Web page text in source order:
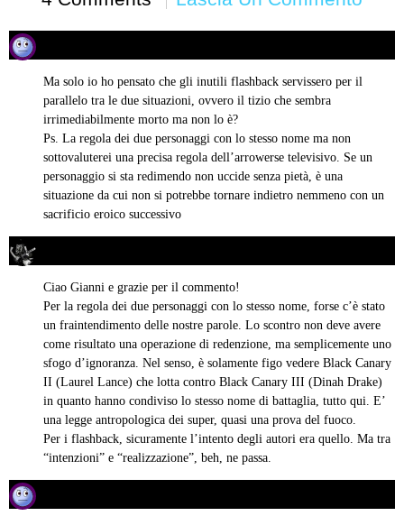
Ma solo io ho pensato che gli inutili flashback servissero per il
parallelo tra le due situazioni, ovvero il tizio che sembra
irrimediabilmente morto ma non lo è?
Ps. La regola dei due personaggi con lo stesso nome ma non
sottovaluterei una precisa regola dell’arrowerse televisivo. Se un
personaggio si sta redimendo non uccide senza pietà, è una
situazione da cui non si potrebbe tornare indietro nemmeno con un
sacrificio eroico successivo
Ciao Gianni e grazie per il commento!
Per la regola dei due personaggi con lo stesso nome, forse c’è stato
un fraintendimento delle nostre parole. Lo scontro non deve avere
come risultato una operazione di redenzione, ma semplicemente uno
sfogo d’ignoranza. Nel senso, è solamente figo vedere Black Canary
II (Laurel Lance) che lotta contro Black Canary III (Dinah Drake)
in quanto hanno condiviso lo stesso nome di battaglia, tutto qui. E’
una legge antropologica dei super, quasi una prova del fuoco.
Per i flashback, sicuramente l’intento degli autori era quello. Ma tra
“intenzioni” e “realizzazione”, beh, ne passa.